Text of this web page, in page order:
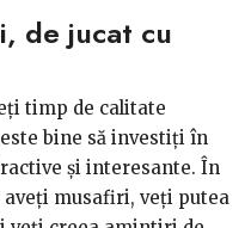
de jucat cu
timp de calitate
bine să investiți în
și interesante. În
musafiri, veți putea